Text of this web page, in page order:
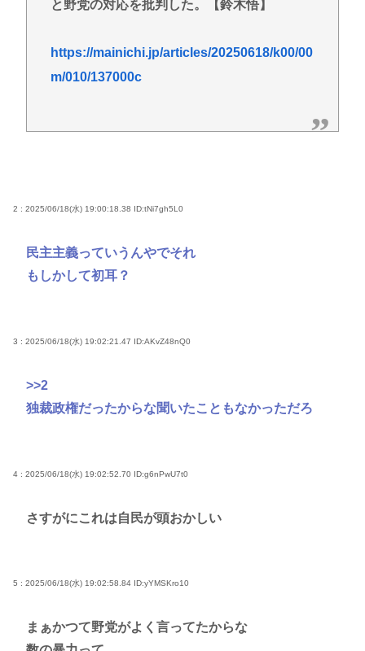
と野党の対応を批判した。【鈴木悟】
https://mainichi.jp/articles/20250618/k00/00
m/010/137000c
2 : 2025/06/18(水) 19:00:18.38 ID:tNi7gh5L0
民主主義っていうんやでそれ
もしかして初耳？
3 : 2025/06/18(水) 19:02:21.47 ID:AKvZ48nQ0
>>2
独裁政権だったからな聞いたこともなかっただろ
4 : 2025/06/18(水) 19:02:52.70 ID:g6nPwU7t0
さすがにこれは自民が頭おかしい
5 : 2025/06/18(水) 19:02:58.84 ID:yYMSKro10
まぁかつて野党がよく言ってたからな